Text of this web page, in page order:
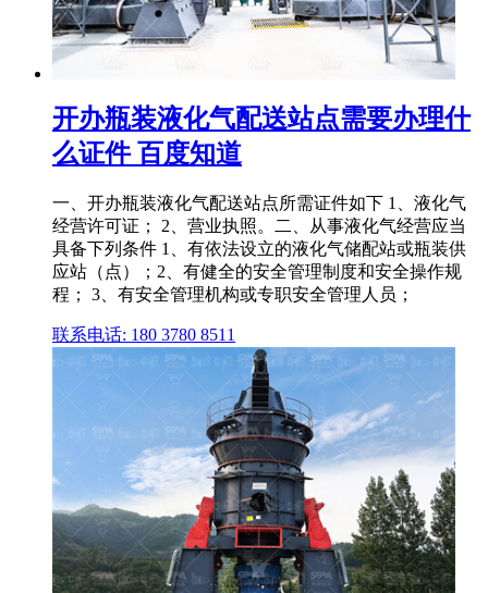
开办瓶装液化气配送站点需要办理什
么证件 百度知道
一、开办瓶装液化气配送站点所需证件如下 1、液化气
经营许可证； 2、营业执照。二、从事液化气经营应当
具备下列条件 1、有依法设立的液化气储配站或瓶装供
应站（点）；2、有健全的安全管理制度和安全操作规
程； 3、有安全管理机构或专职安全管理人员；
联系电话: 180 3780 8511